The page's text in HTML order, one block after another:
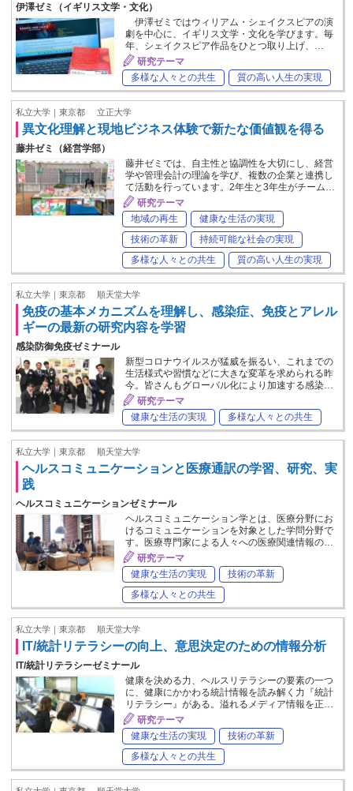
伊澤ゼミ（イギリス文学・文化）
伊澤ゼミではウィリアム・シェイクスピアの演
劇を中心に、イギリス文学・文化を学びます。毎
年、シェイクスピア作品をひとつ取り上げ、…
研究テーマ
多様な人々との共生
質の高い人生の実現
私立大学｜東京都 立正大学
異文化理解と現地ビジネス体験で新たな価値観を得る
藤井ゼミ（経営学部）
藤井ゼミでは、自主性と協調性を大切にし、経営
学や管理会計の理論を学び、複数の企業と連携し
て活動を行っています。2年生と3年生がチーム…
研究テーマ
地域の再生
健康な生活の実現
技術の革新
持続可能な社会の実現
多様な人々との共生
質の高い人生の実現
私立大学｜東京都 順天堂大学
免疫の基本メカニズムを理解し、感染症、免疫とアレル
ギーの最新の研究内容を学習
感染防御免疫ゼミナール
新型コロナウイルスが猛威を振るい、これまでの
生活様式や習慣などに大きな変革を求められる昨
今。皆さんもグローバル化により加速する感染…
研究テーマ
健康な生活の実現
多様な人々との共生
私立大学｜東京都 順天堂大学
ヘルスコミュニケーションと医療通訳の学習、研究、実
践
ヘルスコミュニケーションゼミナール
ヘルスコミュニケーション学とは、医療分野にお
けるコミュニケーションを対象とした学問分野で
す。医療専門家による人々への医療関連情報の…
研究テーマ
健康な生活の実現
技術の革新
多様な人々との共生
私立大学｜東京都 順天堂大学
IT/統計リテラシーの向上、意思決定のための情報分析
IT/統計リテラシーゼミナール
健康を決める力、ヘルスリテラシーの要素の一つ
に、健康にかかわる統計情報を読み解く力『統計
リテラシー』がある。溢れるメディア情報を正…
研究テーマ
健康な生活の実現
技術の革新
多様な人々との共生